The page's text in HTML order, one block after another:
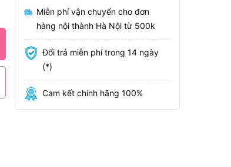
Miễn phí vận chuyển cho đơn
hàng nội thành Hà Nội từ 500k
Đổi trả miễn phí trong 14 ngày
(*)
Cam kết chính hãng 100%